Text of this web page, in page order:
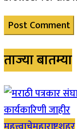
ताज्या बातम्या